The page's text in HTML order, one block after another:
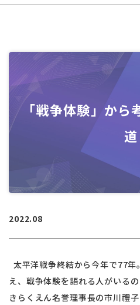
「戦争体験」から
道
2022.08
太平洋戦争終結から今年で77
え、戦争体験を語れる人がいる
きらくえん名誉理事長の市川禮